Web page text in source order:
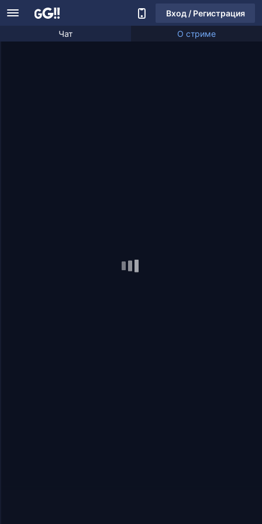
Вход / Регистрация
Чат О стриме